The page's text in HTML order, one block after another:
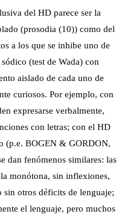
del HD parece ser la
(prosodia (10)) como del
a los que se inhibe uno de
(test de Wada) con
aislado de cada uno de
curiosos. Por ejemplo, con
expresarse verbalmente,
con letras; con el HD
(p.e. BOGEN & GORDON,
dan fenómenos similares: las
monótona, sin inflexiones,
otros déficits de lenguaje;
el lenguaje, pero muchos